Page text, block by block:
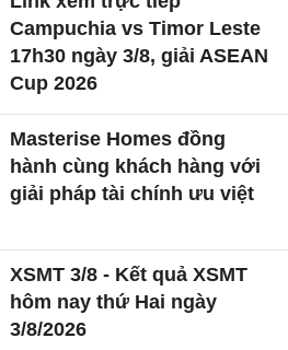
Campuchia vs Timor Leste
17h30 ngày 3/8, giải ASEAN
Cup 2026
Masterise Homes đồng
hành cùng khách hàng với
giải pháp tài chính ưu việt
XSMT 3/8 - Kết quả XSMT
hôm nay thứ Hai ngày
3/8/2026